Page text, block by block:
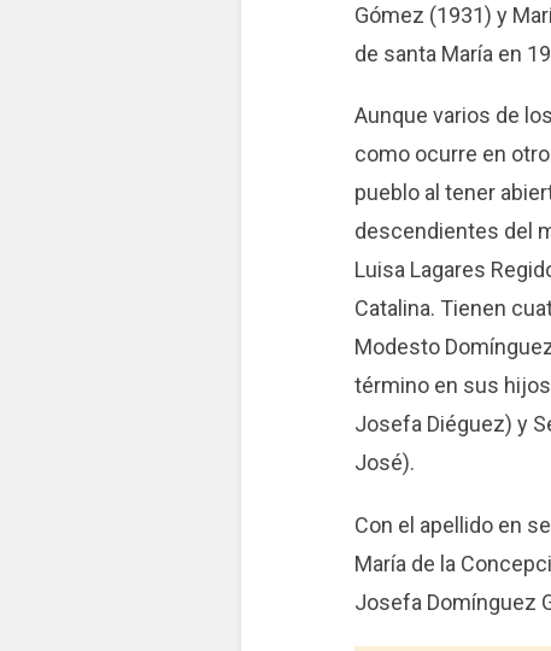
Gómez (1931) y
de santa María en
Aunque varios de
como ocurre en
pueblo al tener
descendientes del
Luisa Lagares
Catalina. Tienen
Modesto
término en sus
Josefa Diéguez) y
José).
Con el apellido en
María de la
Josefa Domínguez